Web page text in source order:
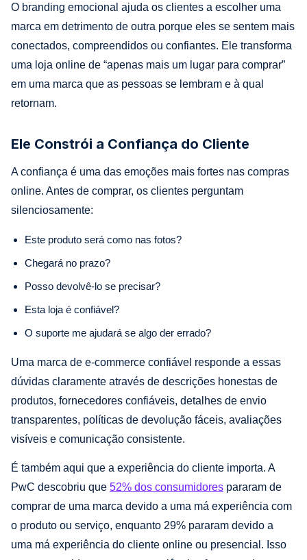
O branding emocional ajuda os clientes a escolher uma
marca em detrimento de outra porque eles se sentem mais
conectados, compreendidos ou confiantes. Ele transforma
uma loja online de “apenas mais um lugar para comprar”
em uma marca que as pessoas se lembram e à qual
retornam.
Ele Constrói a Confiança do Cliente
A confiança é uma das emoções mais fortes nas compras
online. Antes de comprar, os clientes perguntam
silenciosamente:
Este produto será como nas fotos?
Chegará no prazo?
Posso devolvê-lo se precisar?
Esta loja é confiável?
O suporte me ajudará se algo der errado?
Uma marca de e-commerce confiável responde a essas
dúvidas claramente através de descrições honestas de
produtos, fornecedores confiáveis, detalhes de envio
transparentes, políticas de devolução fáceis, avaliações
visíveis e comunicação consistente.
É também aqui que a experiência do cliente importa. A
PwC descobriu que 52% dos consumidores pararam de
comprar de uma marca devido a uma má experiência com
o produto ou serviço, enquanto 29% pararam devido a
uma má experiência do cliente online ou presencial. Isso